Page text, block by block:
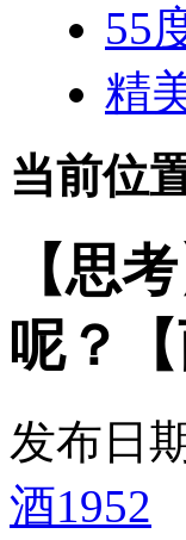
55
精
当前位
【思
呢？
发布日
酒1952